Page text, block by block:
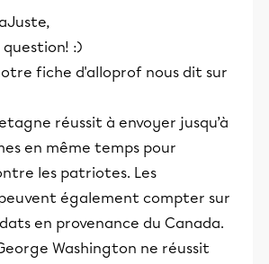
:)
fiche d'alloprof nous dit sur
réussit à envoyer jusqu’à
en même temps pour
les patriotes. Les
également compter sur
en provenance du Canada.
Washington ne réussit